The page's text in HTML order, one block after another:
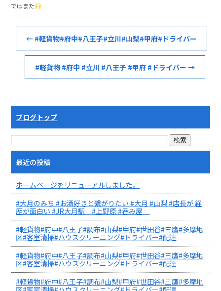
ではまた
← #軽貨物#府中#八王子#立川#山梨#甲府#ドライバー
#軽貨物 #府中 #立川 #八王子 #甲府 #ドライバー →
ブログトップ
最近の投稿
ホームページをリニューアルしました。
#大月のみち #お酒好きと繋がりたい #大月 #山梨 #店長が 経
歴が面白い #JR大月駅 #上野原 #呑み屋
#軽貨物#府中#八王子#調布#山梨#甲府#世田谷#三鷹#多摩地
区#客室清掃#ハウスクリーニング#ドライバー#配達
#軽貨物#府中#八王子#調布#山梨#甲府#世田谷#三鷹#多摩地
区#客室清掃#ハウスクリーニング#ドライバー#配達
#軽貨物#府中#八王子#調布#山梨#甲府#世田谷#三鷹#多摩地